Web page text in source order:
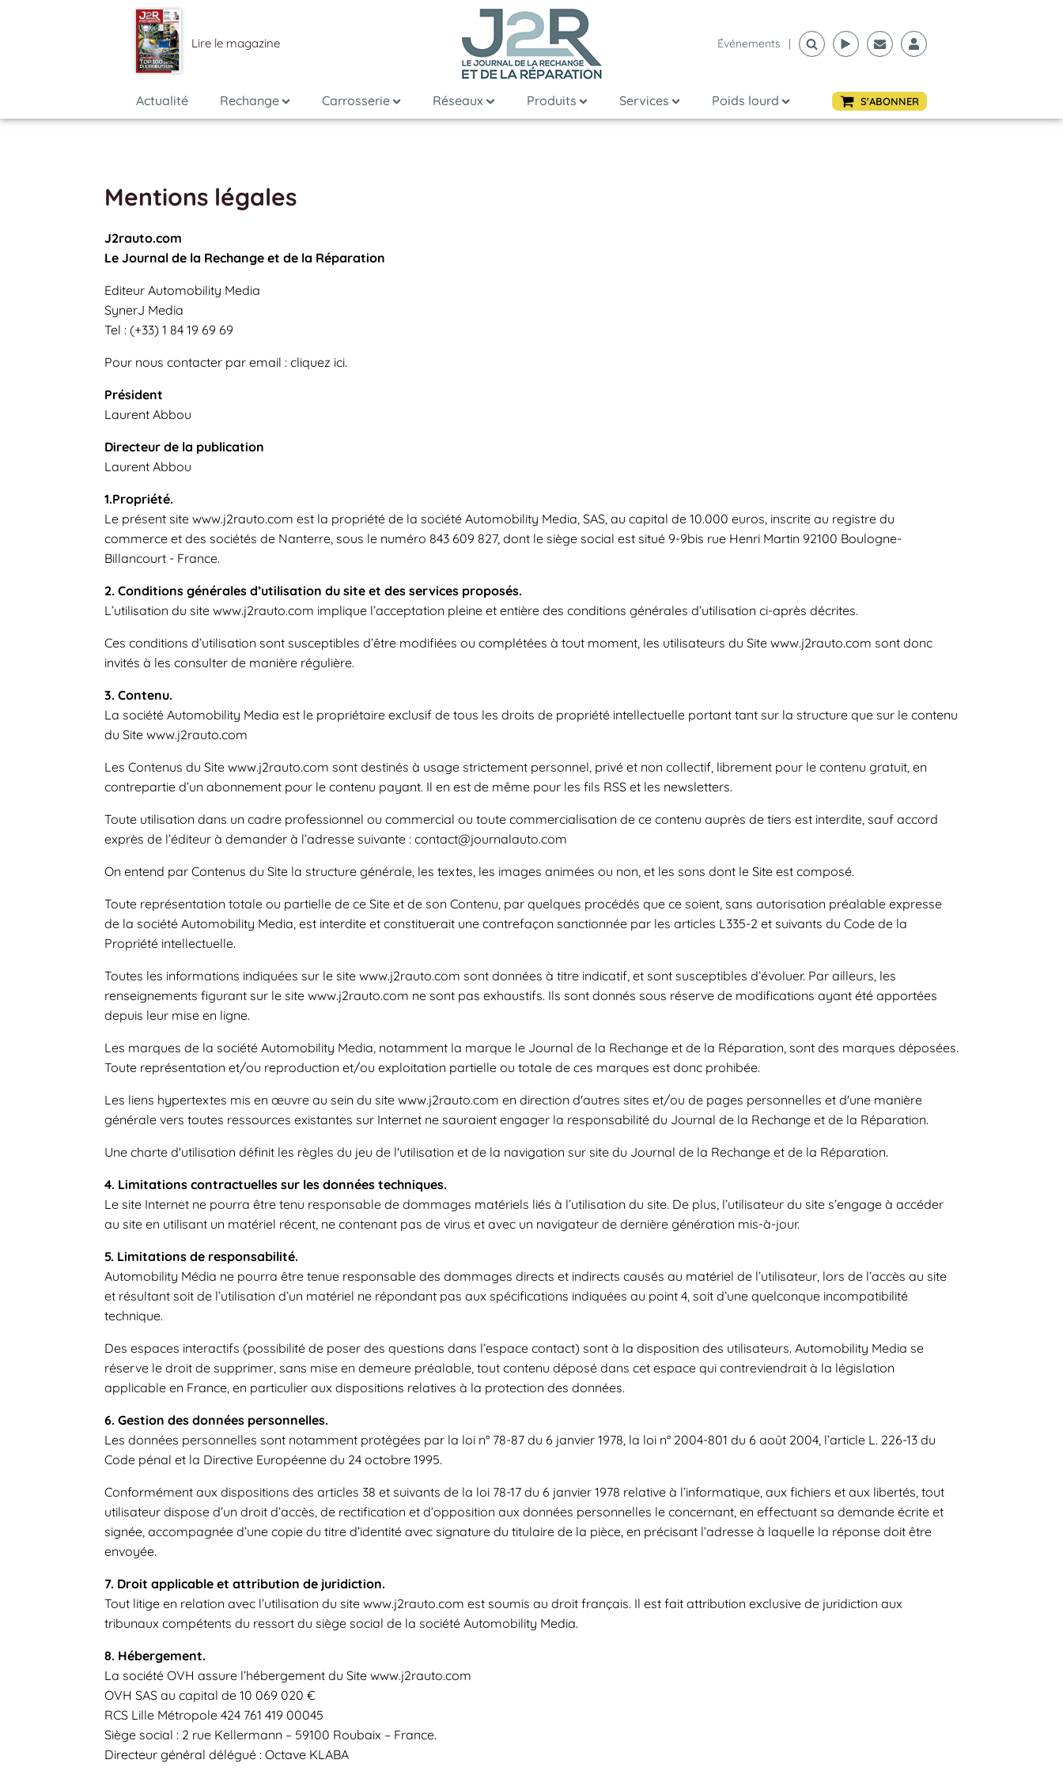
Lire le magazine Événements |
Actualité Rechange Carrosserie Réseaux Produits Services Poids lourd S'ABONNER
Mentions légales
J2rauto.com
Le Journal de la Rechange et de la Réparation
Editeur Automobility Media
SynerJ Media
Tel : (+33) 1 84 19 69 69
Pour nous contacter par email : cliquez ici.
Président
Laurent Abbou
Directeur de la publication
Laurent Abbou
1.Propriété.
Le présent site www.j2rauto.com est la propriété de la société Automobility Media, SAS, au capital de 10.000 euros, inscrite au registre du
commerce et des sociétés de Nanterre, sous le numéro 843 609 827, dont le siège social est situé 9-9bis rue Henri Martin 92100 Boulogne-
Billancourt - France.
2. Conditions générales d’utilisation du site et des services proposés.
L’utilisation du site www.j2rauto.com implique l’acceptation pleine et entière des conditions générales d’utilisation ci-après décrites.
Ces conditions d’utilisation sont susceptibles d’être modifiées ou complétées à tout moment, les utilisateurs du Site www.j2rauto.com sont donc
invités à les consulter de manière régulière.
3. Contenu.
La société Automobility Media est le propriétaire exclusif de tous les droits de propriété intellectuelle portant tant sur la structure que sur le contenu
du Site www.j2rauto.com
Les Contenus du Site www.j2rauto.com sont destinés à usage strictement personnel, privé et non collectif, librement pour le contenu gratuit, en
contrepartie d’un abonnement pour le contenu payant. Il en est de même pour les fils RSS et les newsletters.
Toute utilisation dans un cadre professionnel ou commercial ou toute commercialisation de ce contenu auprès de tiers est interdite, sauf accord
exprès de l’éditeur à demander à l’adresse suivante : contact@journalauto.com
On entend par Contenus du Site la structure générale, les textes, les images animées ou non, et les sons dont le Site est composé.
Toute représentation totale ou partielle de ce Site et de son Contenu, par quelques procédés que ce soient, sans autorisation préalable expresse
de la société Automobility Media, est interdite et constituerait une contrefaçon sanctionnée par les articles L335-2 et suivants du Code de la
Propriété intellectuelle.
Toutes les informations indiquées sur le site www.j2rauto.com sont données à titre indicatif, et sont susceptibles d’évoluer. Par ailleurs, les
renseignements figurant sur le site www.j2rauto.com ne sont pas exhaustifs. Ils sont donnés sous réserve de modifications ayant été apportées
depuis leur mise en ligne.
Les marques de la société Automobility Media, notamment la marque le Journal de la Rechange et de la Réparation, sont des marques déposées.
Toute représentation et/ou reproduction et/ou exploitation partielle ou totale de ces marques est donc prohibée.
Les liens hypertextes mis en œuvre au sein du site www.j2rauto.com en direction d'autres sites et/ou de pages personnelles et d'une manière
générale vers toutes ressources existantes sur Internet ne sauraient engager la responsabilité du Journal de la Rechange et de la Réparation.
Une charte d'utilisation définit les règles du jeu de l'utilisation et de la navigation sur site du Journal de la Rechange et de la Réparation.
4. Limitations contractuelles sur les données techniques.
Le site Internet ne pourra être tenu responsable de dommages matériels liés à l’utilisation du site. De plus, l’utilisateur du site s’engage à accéder
au site en utilisant un matériel récent, ne contenant pas de virus et avec un navigateur de dernière génération mis-à-jour.
5. Limitations de responsabilité.
Automobility Média ne pourra être tenue responsable des dommages directs et indirects causés au matériel de l’utilisateur, lors de l’accès au site
et résultant soit de l’utilisation d’un matériel ne répondant pas aux spécifications indiquées au point 4, soit d’une quelconque incompatibilité
technique.
Des espaces interactifs (possibilité de poser des questions dans l’espace contact) sont à la disposition des utilisateurs. Automobility Media se
réserve le droit de supprimer, sans mise en demeure préalable, tout contenu déposé dans cet espace qui contreviendrait à la législation
applicable en France, en particulier aux dispositions relatives à la protection des données.
6. Gestion des données personnelles.
Les données personnelles sont notamment protégées par la loi n° 78-87 du 6 janvier 1978, la loi n° 2004-801 du 6 août 2004, l’article L. 226-13 du
Code pénal et la Directive Européenne du 24 octobre 1995.
Conformément aux dispositions des articles 38 et suivants de la loi 78-17 du 6 janvier 1978 relative à l’informatique, aux fichiers et aux libertés, tout
utilisateur dispose d’un droit d’accès, de rectification et d’opposition aux données personnelles le concernant, en effectuant sa demande écrite et
signée, accompagnée d’une copie du titre d’identité avec signature du titulaire de la pièce, en précisant l’adresse à laquelle la réponse doit être
envoyée.
7. Droit applicable et attribution de juridiction.
Tout litige en relation avec l’utilisation du site www.j2rauto.com est soumis au droit français. Il est fait attribution exclusive de juridiction aux
tribunaux compétents du ressort du siège social de la société Automobility Media.
8. Hébergement.
La société OVH assure l’hébergement du Site www.j2rauto.com
OVH SAS au capital de 10 069 020 €
RCS Lille Métropole 424 761 419 00045
Siège social : 2 rue Kellermann – 59100 Roubaix – France.
Directeur général délégué : Octave KLABA